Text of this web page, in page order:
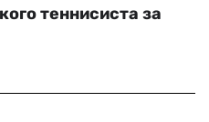
теннисиста за